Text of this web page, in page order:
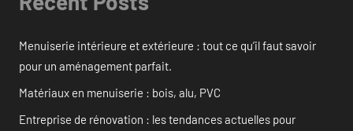
Menuiserie intérieure et extérieure : tout ce qu’il faut savoir
pour un aménagement parfait.
Matériaux en menuiserie : bois, alu, PVC
Entreprise de rénovation : les tendances actuelles pour